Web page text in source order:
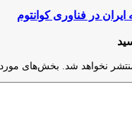
در فناوری کوانتوم
نخواهد شد. بخش‌های